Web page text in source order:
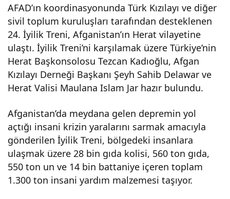
AFAD’ın koordinasyonunda Türk Kızılayı ve diğer
sivil toplum kuruluşları tarafından desteklenen
24. İyilik Treni, Afganistan’ın Herat vilayetine
ulaştı. İyilik Treni’ni karşılamak üzere Türkiye’nin
Herat Başkonsolosu Tezcan Kadıoğlu, Afgan
Kızılayı Derneği Başkanı Şeyh Sahib Delawar ve
Herat Valisi Maulana Islam Jar hazır bulundu.
Afganistan’da meydana gelen depremin yol
açtığı insani krizin yaralarını sarmak amacıyla
gönderilen İyilik Treni, bölgedeki insanlara
ulaşmak üzere 28 bin gıda kolisi, 560 ton gıda,
550 ton un ve 14 bin battaniye içeren toplam
1.300 ton insani yardım malzemesi taşıyor.
İyilik
Tre
ni”
anis
tan’
a
dön